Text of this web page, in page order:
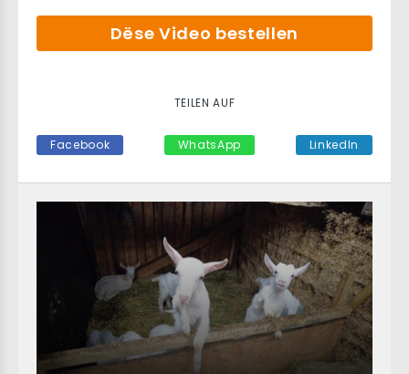
Dëse Video bestellen
TEILEN AUF
Facebook WhatsApp LinkedIn